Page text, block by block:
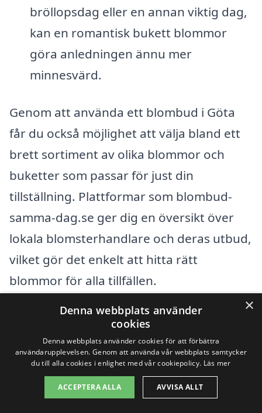
bröllopsdag eller en annan viktig dag,
kan en romantisk bukett blommor
göra anledningen ännu mer
minnesvärd.
Genom att använda ett blombud i Göta
får du också möjlighet att välja bland ett
brett sortiment av olika blommor och
buketter som passar för just din
tillställning. Plattformar som blombud-
samma-dag.se ger dig en översikt över
lokala blomsterhandlare och deras utbud,
vilket gör det enkelt att hitta rätt
blommor för alla tillfällen.
Smidiga alternativ för
blommor
När du beställer blommor via blombud i
×
Denna webbplats använder
cookies
Denna webbplats använder cookies för att förbättra
användarupplevelsen. Genom att använda vår webbplats samtycker
du till alla cookies i enlighet med vår cookiepolicy. Läs mer
ACCEPTERA ALLA AVVISA ALLT